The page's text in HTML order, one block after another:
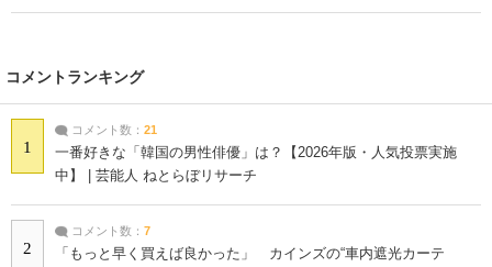
コメントランキング
1
コメント数： 21
一番好きな「韓国の男性俳優」は？【2026年版・人気投票実施
中】 | 芸能人 ねとらぼリサーチ
2
コメント数： 7
「もっと早く買えば良かった」 カインズの“車内遮光カーテ